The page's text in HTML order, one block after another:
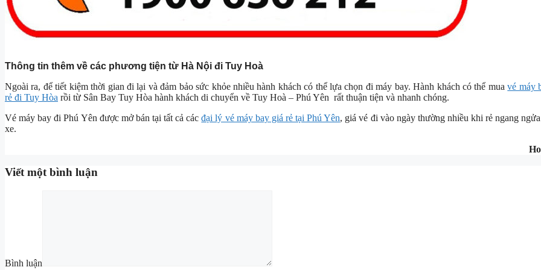
Thông tin thêm về các phương tiện từ Hà Nội đi Tuy Hoà
Ngoài ra, để tiết kiệm thời gian đi lại và đảm bảo sức khỏe nhiều hành khách có thể lựa chọn đi máy bay. Hành khách có thể muavé máy
rẻ đi Tuy Hòa rồi từ Sân Bay Tuy Hòa hành khách di chuyển về Tuy Hoà – Phú Yên rất thuận tiện và nhanh chóng.
Vé máy bay đi Phú Yên được mở bán tại tất cả cácđại lý vé máy bay giá rẻ tại Phú Yên, giá vé đi vào ngày thường nhiều khi rẻ ngang
xe.
Viết một bình luận
Bình luận